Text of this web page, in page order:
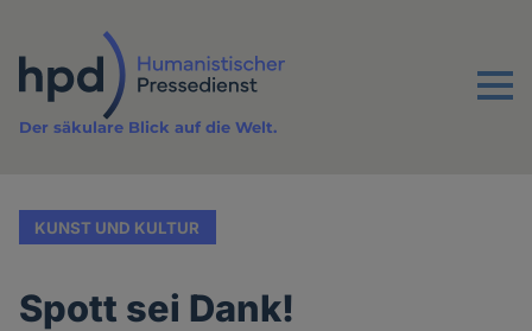
Inhalt
Menu
Der säkulare Blick auf die Welt.
KUNST UND KULTUR
Spott sei Dank!